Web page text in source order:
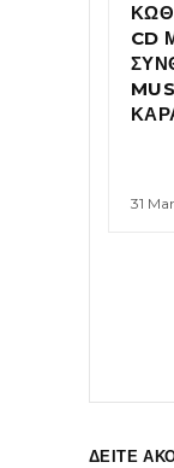
ΚΩΘ
CD
31
ΔΕΙΤΕ